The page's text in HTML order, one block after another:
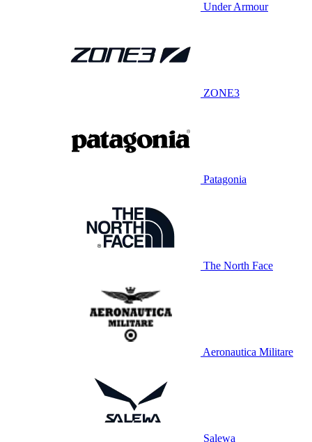
Under Armour
ZONE3
Patagonia
The North Face
Aeronautica Militare
Salewa